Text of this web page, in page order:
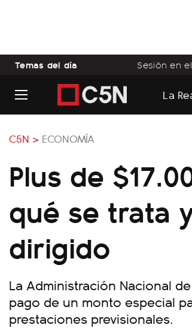
Temas del día Sesión en
La
C5N > ECONOMÍA
Plus de
qué se trata
dirigido
La Administración Nacional
pago de un monto especial
prestaciones previsionales.